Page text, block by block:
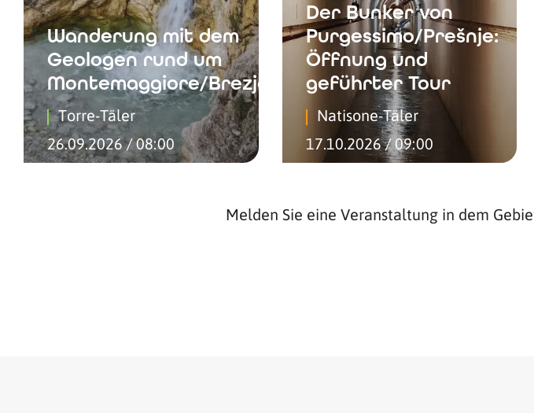
Wanderung mit dem
Geologen rund um
Montemaggiore/Brezje
Torre-Täler
26.09.2026 / 08:00
Der Bunker von
Purgessimo/Prešnje:
Öffnung und
geführter Tour
Natisone-Täler
17.10.2026 / 09:00
Melden Sie eine Veranstaltung in dem